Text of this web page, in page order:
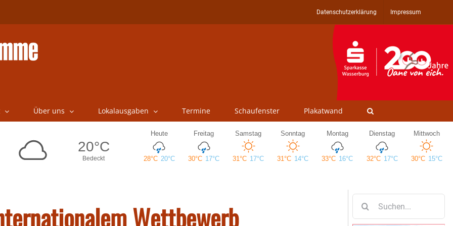
Datenschutzerklärung Impressum
Über uns Lokalausgaben Termine Schaufenster Plakatwand
Wettbewerb
nach: